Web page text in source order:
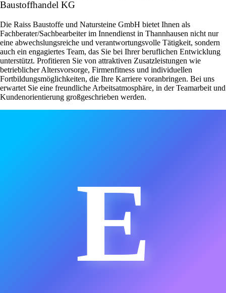
Baustoffhandel KG
Die Raiss Baustoffe und Natursteine GmbH bietet Ihnen als
Fachberater/Sachbearbeiter im Innendienst in Thannhausen nicht nur
eine abwechslungsreiche und verantwortungsvolle Tätigkeit, sondern
auch ein engagiertes Team, das Sie bei Ihrer beruflichen Entwicklung
unterstützt. Profitieren Sie von attraktiven Zusatzleistungen wie
betrieblicher Altersvorsorge, Firmenfitness und individuellen
Fortbildungsmöglichkeiten, die Ihre Karriere voranbringen. Bei uns
erwartet Sie eine freundliche Arbeitsatmosphäre, in der Teamarbeit und
Kundenorientierung großgeschrieben werden.
E